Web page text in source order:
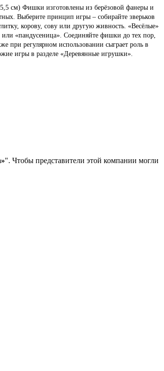
см) Фишки изготовлены из берёзовой фанеры и
Выберите принцип игры – собирайте зверьков
корову, сову или другую живность. «Весёлые»
«пандусеница». Соединяйте фишки до тех пор,
при регулярном использовании сыграет роль в
игры в разделе «Деревянные игрушки».
". Чтобы представители этой компании могли